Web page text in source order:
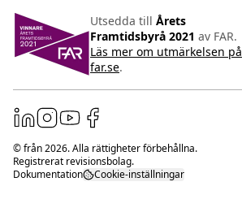
Utsedda till Årets
Framtidsbyrå 2021 av FAR.
Läs mer om utmärkelsen på
far.se.
© från2026. Alla rättigheter förbehållna.
Registrerat revisionsbolag.
Dokumentation
Cookie-inställningar